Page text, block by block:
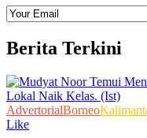
Berita Terkini
AdvertorialBorneo
Like